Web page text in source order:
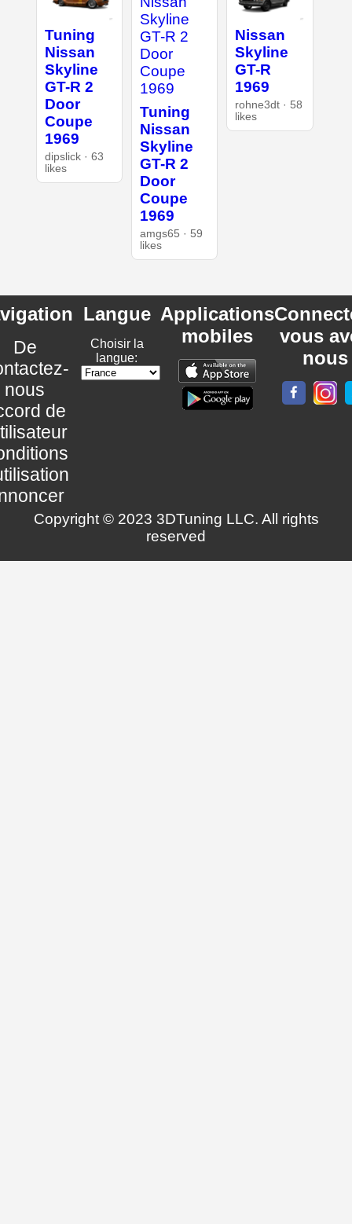
Tuning
Nissan
Skyline
GT-R 2
Door
Coupe
1969
dipslick · 63
likes
Tuning
Nissan
Skyline
GT-R 2
Door
Coupe
1969
amgs65 · 59
likes
Nissan
Skyline
GT-R
1969
rohne3dt · 58
likes
De
nous
de
Langue
Choisir la
langue:
Applications
mobiles
vous
nous
Copyright © 2023 3DTuning LLC. All rights
reserved